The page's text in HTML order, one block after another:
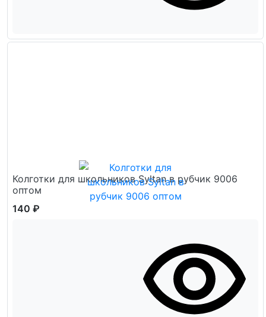
Колготки для школьников Syltan в рубчик 9006
оптом
140 ₽